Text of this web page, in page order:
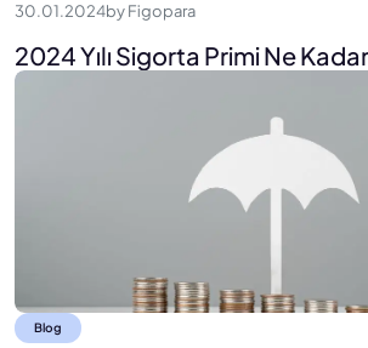
30.01.2024byFigopara
2024 Yılı Sigorta Primi Ne
Blog